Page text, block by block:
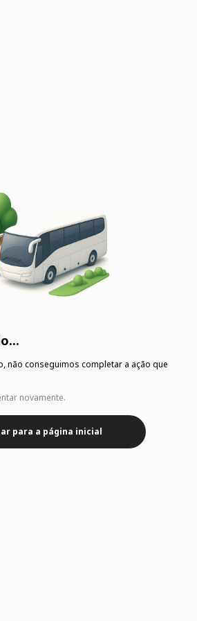
não conseguimos completar a ação que
novamente.
para a página inicial